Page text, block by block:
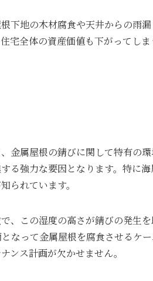
下地の木材腐食や天井からの雨
宅全体の資産価値も下がってし
金属屋根の錆びに関して特有の
る強力な要因となります。特に
られています。
、この湿度の高さが錆びの発生
なって金属屋根を腐食させるケ
ンス計画が欠かせません。